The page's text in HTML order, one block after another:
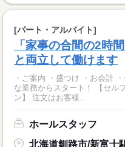
[パート・アルバイト]
「家事の合間の2時
と両立して働けます
・ご案内 ・盛つけ ・お会計
な業務からスタート！ 【セルフオーダー導入なので接客がカンタ
ン】 注文はお客様...
ホールスタッフ
北海道釧路市/新富士